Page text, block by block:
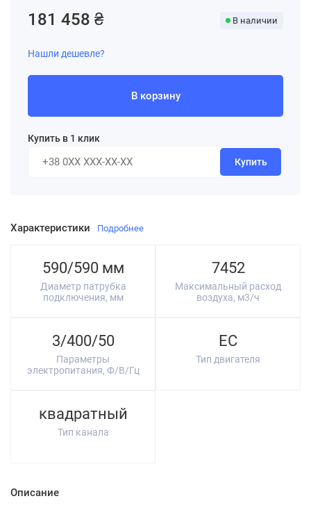
Характеристики Подробнее
590/590 мм
Диаметр патрубка
подключения, мм
7452
Максимальный расход
воздуха, м3/ч
3/400/50
Параметры
электропитания, Ф/В/Гц
EC
Тип двигателя
квадратный
Тип канала
Описание
181 458 ₴ В наличии
Нашли дешевле?
В корзину
Купить в 1 клик
Купить